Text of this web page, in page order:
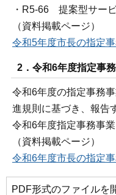
・R5-66 提案型サー
（資料掲載ページ）
令和5年度市長の指定
2．令和6年度指定事
令和6年度の指定事務
進規則に基づき、報告
令和6年度指定事務事
（資料掲載ページ）
令和6年度市長の指定
PDF形式のファイルを